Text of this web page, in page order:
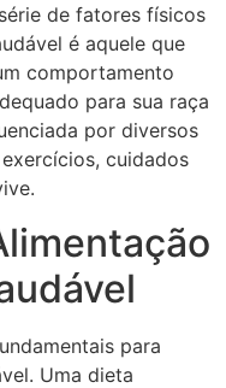
de fatores físicos
é aquele que
comportamento
para sua raça
por diversos
cuidados
para
Uma dieta